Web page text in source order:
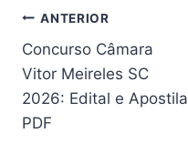
Navegação
de
Post
ANTERIOR
Concurso Câmara
Vitor Meireles SC
2026: Edital e Apostila
PDF